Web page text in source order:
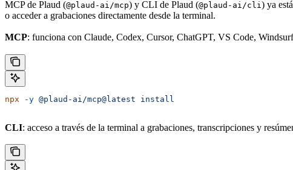
MCP de Plaud (@plaud-ai/mcp) y CLI de Plaud (@plaud-ai/cli) ya
o acceder a grabaciones directamente desde la terminal.
MCP: funciona con Claude, Codex, Cursor, ChatGPT, VS Code,
npx -y @plaud-ai/mcp@latest install
CLI: acceso a través de la terminal a grabaciones, transcripciones y